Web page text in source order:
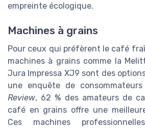
empreinte écologique.
Machines à grains
Pour ceux qui préfèrent le café
machines à grains comme la
Jura Impressa XJ9 sont des
une enquête de
Review, 62 % des amateurs de
café en grains offre une
Ces machines